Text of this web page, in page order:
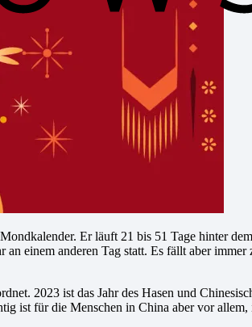
Er läuft 21 bis 51 Tage hinter
einem anderen Tag statt. Es fällt aber
2023 ist das Jahr des Hasen und
ist für die Menschen in China aber vor allem,